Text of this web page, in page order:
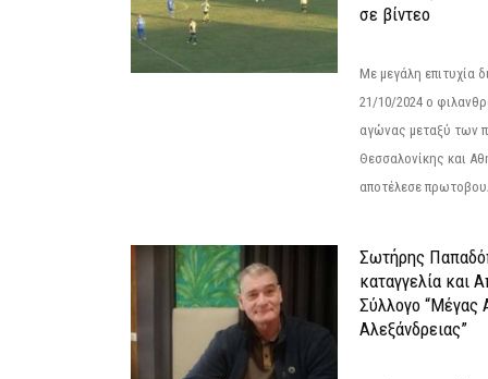
σε βίντεο
Με μεγάλη επιτυχία
21/10/2024 ο
αγώνας μεταξύ των
Θεσσαλονίκης και
αποτέλεσε
Σωτήρης
καταγγελία και
Σύλλογο “Μέγας
Αλεξάνδρειας”